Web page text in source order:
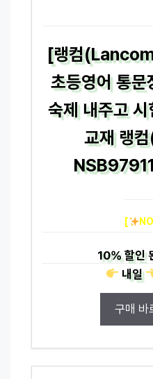
[랭컴
초등영어 통
숙제 내주고
교재 랭
[
10%할인
내일
구매 바